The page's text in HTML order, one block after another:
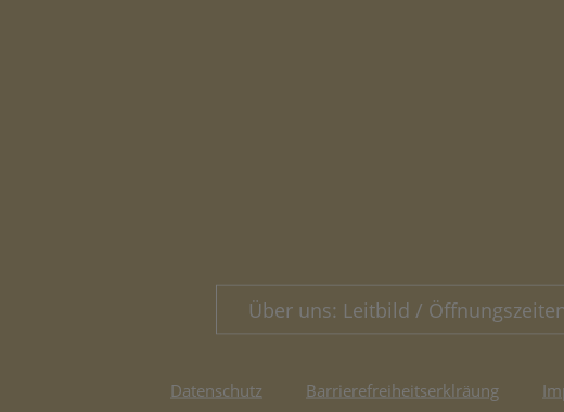
Über uns: Leitbild /
Datenschutz Barrierefreiheitserklräung